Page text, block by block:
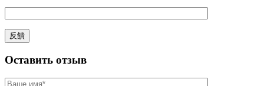
Оставить отзыв